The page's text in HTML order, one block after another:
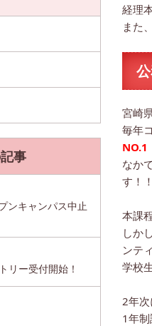
経理
また、
宮崎
毎年
NO.1
なか
す！
本課
しか
ンテ
学校
2年
1年
事
キャンパス中止
リー受付開始！